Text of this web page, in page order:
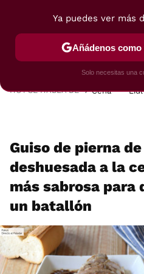
POSTRES VIAJES
HOY SE HABLA DE Cena Lidl
Guiso de pierna
deshuesada a la
más sabrosa para
un batallón
Ya puedes ver más
Añádenos
Solo necesitas una